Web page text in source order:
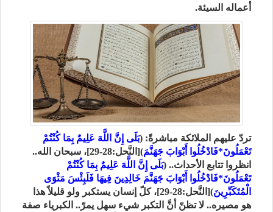
أعماله السيئة.
تردّ عليهم الملائكة مباشرةً: (بَلَى إِنَّ اللَّهَ عَلِيمٌ بِمَا كُنْتُمْ
تَعْمَلُونَ*فَادْخُلُوا أَبْوَابَ جَهَنَّمَ
)[النَّحل:28-29]، سبحان الله..
انظروا تتابع الأحداث.. (بَلَى إِنَّ اللَّهَ عَلِيمٌ بِمَا كُنْتُمْ
تَعْمَلُونَ*فَادْخُلُوا أَبْوَابَ جَهَنَّمَ خَالِدِينَ فِيهَا فَلَبِئْسَ مَثْوَى
الْمُتَكَبِّرِينَ
)[النَّحل:28-29]، كلّ إنسان يستكبر ولو قليلاً هذا
هو مصيره.. لا تظنّ أنَّ التكبر شيء سهل يمرّ.. الكبرياء صفة